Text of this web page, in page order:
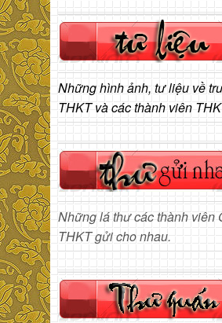
Những hình ảnh, tư liệu về
THKT và các thành viên
Những lá thư các thành viên
THKT gửi cho nhau.